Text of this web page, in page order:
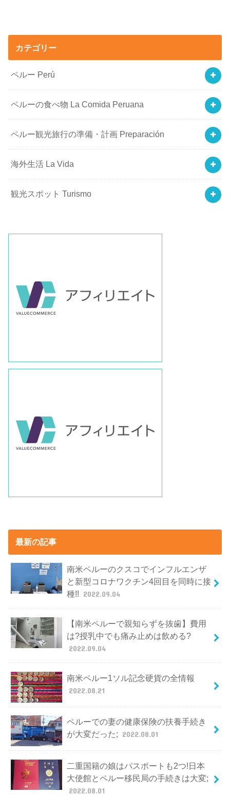
カテゴリー
ペルー Perú
ペルーの食べ物 La Comida Peruana
ペルー観光旅行の準備・計画 Preparación
海外生活 La Vida
観光スポット Turismo
最新の記事
南米ペルーのクスコでインフルエンザ
と新型コロナワクチン4回目を同時に接
種!! 2022.09.04
【南米ペルーで親知らずを抜歯】費用
は?授乳中でも痛み止めは飲める?
2022.09.04
南米ペルー1ソル記念硬貨の全情報
2022.08.21
ペルーでの妻の健康保険の扶養手続き
が大変だった; 2022.08.01
二重国籍の娘はパスポートも2つ!日本
大使館とペルー移民局の手続きは大変;
2022.08.01